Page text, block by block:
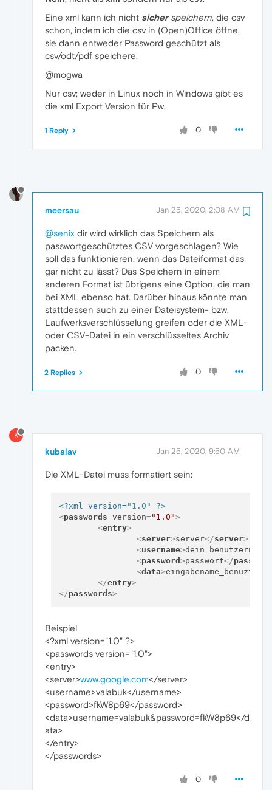
Eine xml kann ich nicht sicher speichern, die csv
schon, indem ich die csv in (Open)Office öffne,
sie dann entweder Password geschützt als
csv/odt/pdf speichere.
@mogwa
Nur csv; weder in Linux noch in Windows gibt es
die xml Export Version für Pw.
0
1 Reply
meersau Jan 25, 2020, 2:08 AM
@senix dir wird wirklich das Speichern als
passwortgeschütztes CSV vorgeschlagen? Wie
soll das funktionieren, wenn das Dateiformat das
gar nicht zu lässt? Das Speichern in einem
anderen Format ist übrigens eine Option, die man
bei XML ebenso hat. Darüber hinaus könnte man
stattdessen auch zu einer Dateisystem- bzw.
Laufwerksverschlüsselung greifen oder die XML-
oder CSV-Datei in ein verschlüsseltes Archiv
packen.
0
2 Replies
K
kubalav Jan 25, 2020, 9:50 AM
Die XML-Datei muss formatiert sein:
<?xml version="1.0" ?>
<passwords version="1.0">
<entry>
<server>server</server>
<username>dein_benutzername
<password >passwort</password
<data>
</entry>
</passwords>
Beispiel
<?xml version="1.0" ?>
<passwords version="1.0">
<entry>
<server>www.google.com</server>
<username>valabuk</username>
<password>fkW8p69</password>
<data>username=valabuk&password=fkW8p69</d
ata>
</entry>
</passwords>
0